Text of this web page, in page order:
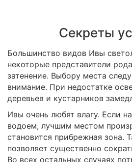
Секреты
Большинство видов Ивы
некоторые представители
затенение. Выбору места
внимание. При недостатке
деревьев и кустарников
Ивы очень любят влагу. Если
водоем, лучшим местом
становится прибрежная зона.
позволяет существенно
Во всех остальных случаях